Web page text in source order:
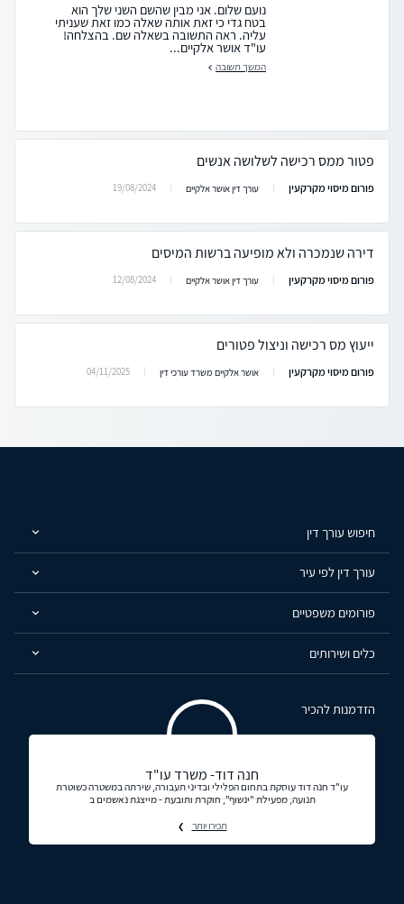
נועם שלום. אני מבין שהשם השני שלך הוא
בטח גדי כי זאת אותה שאלה כמו זאת שעניתי
עליה. ראה התשובה בשאלה שם. בהצלחה!
עו"ד אושר אלקיים...
המשך תשובה
פטור ממס רכישה לשלושה אנשים
פורום מיסוי מקרקעין עורך דין אושר אלקיים 19/08/2024
דירה שנמכרה ולא מופיעה ברשות המיסים
פורום מיסוי מקרקעין עורך דין אושר אלקיים 12/08/2024
ייעוץ מס רכישה וניצול פטורים
פורום מיסוי מקרקעין אושר אלקיים משרד עורכי דין 04/11/2025
חיפוש עורך דין
עורך דין לפי עיר
פורומים משפטיים
כלים ושירותים
הזדמנות להכיר
חנה דוד- משרד עו"ד
עו"ד חנה דוד עוסקת בתחום הפלילי ובדיני תעבורה, שירתה במשטרה כשוטרת
תנועה, מפעילת "ינשוף", חוקרת ותובעת - מייצגת נאשמים ב
תכירו יותר